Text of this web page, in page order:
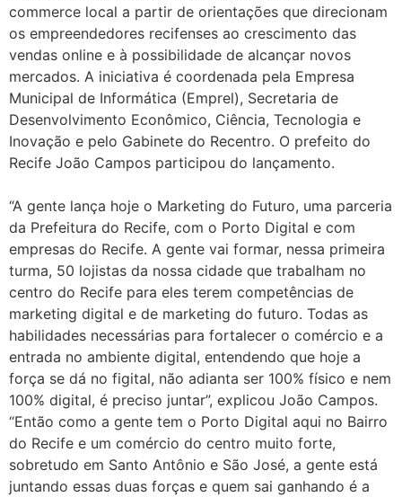
commerce local a partir de orientações que direcionam
os empreendedores recifenses ao crescimento das
vendas online e à possibilidade de alcançar novos
mercados. A iniciativa é coordenada pela Empresa
Municipal de Informática (Emprel), Secretaria de
Desenvolvimento Econômico, Ciência, Tecnologia e
Inovação e pelo Gabinete do Recentro. O prefeito do
Recife João Campos participou do lançamento.
“A gente lança hoje o Marketing do Futuro, uma parceria
da Prefeitura do Recife, com o Porto Digital e com
empresas do Recife. A gente vai formar, nessa primeira
turma, 50 lojistas da nossa cidade que trabalham no
centro do Recife para eles terem competências de
marketing digital e de marketing do futuro. Todas as
habilidades necessárias para fortalecer o comércio e a
entrada no ambiente digital, entendendo que hoje a
força se dá no figital, não adianta ser 100% físico e nem
100% digital, é preciso juntar”, explicou João Campos.
“Então como a gente tem o Porto Digital aqui no Bairro
do Recife e um comércio do centro muito forte,
sobretudo em Santo Antônio e São José, a gente está
juntando essas duas forças e quem sai ganhando é a